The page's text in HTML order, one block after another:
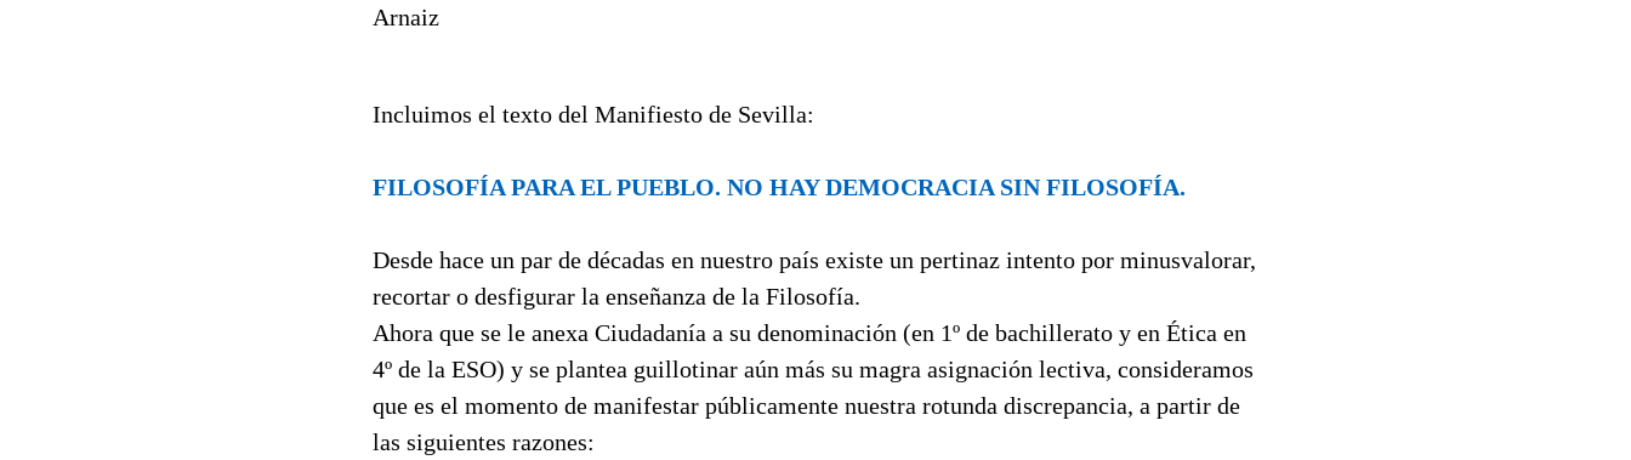
Arnaiz
Incluimos el texto del Manifiesto de Sevilla:
FILOSOFÍA PARA EL PUEBLO. NO HAY DEMOCRACIA SIN FILOSOFÍA.
Desde hace un par de décadas en nuestro país existe un pertinaz intento por minusvalorar,
recortar o desfigurar la enseñanza de la Filosofía.
Ahora que se le anexa Ciudadanía a su denominación (en 1º de bachillerato y en Ética en
4º de la ESO) y se plantea guillotinar aún más su magra asignación lectiva, consideramos
que es el momento de manifestar públicamente nuestra rotunda discrepancia, a partir de
las siguientes razones: